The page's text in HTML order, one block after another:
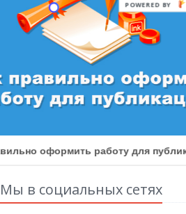
Как
Мы в социальных сетях
POWERED BY